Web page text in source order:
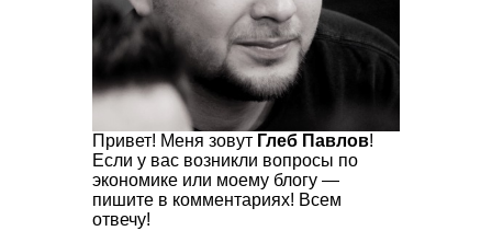
Привет! Меня зовут Глеб Павлов!
Если у вас возникли вопросы по
экономике или моему блогу —
пишите в комментариях! Всем
отвечу!